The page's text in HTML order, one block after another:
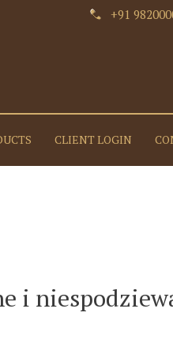
+91
CLIENT LOGIN
i